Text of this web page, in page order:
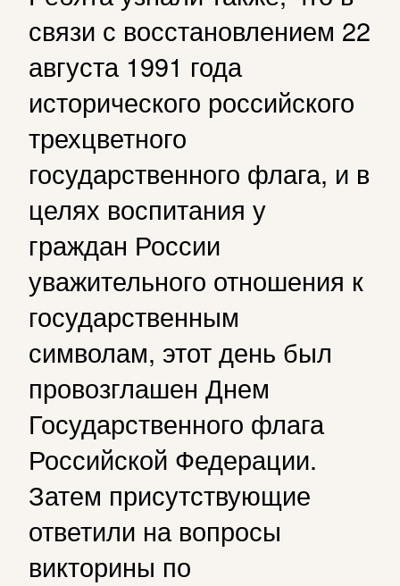
связи с восстановлением 22
августа 1991 года
исторического российского
трехцветного
государственного флага, и в
целях воспитания у
граждан России
уважительного отношения к
государственным
символам, этот день был
провозглашен Днем
Государственного флага
Российской Федерации.
Затем присутствующие
ответили на вопросы
викторины по